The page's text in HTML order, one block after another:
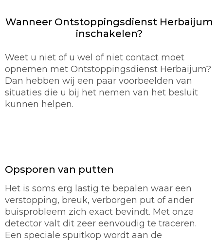
Wanneer Ontstoppingsdienst Herbaijum
inschakelen?
Weet u niet of u wel of niet contact moet
opnemen met Ontstoppingsdienst Herbaijum?
Dan hebben wij een paar voorbeelden van
situaties die u bij het nemen van het besluit
kunnen helpen.
Opsporen van putten
Het is soms erg lastig te bepalen waar een
verstopping, breuk, verborgen put of ander
buisprobleem zich exact bevindt. Met onze
detector valt dit zeer eenvoudig te traceren.
Een speciale spuitkop wordt aan de